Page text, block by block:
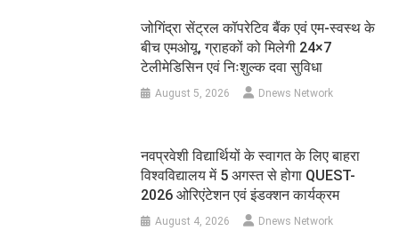
जोगिंद्रा सेंट्रल कॉपरेटिव बैंक एवं एम-स्वस्थ के
बीच एमओयू, ग्राहकों को मिलेगी 24×7
टेलीमेडिसिन एवं निःशुल्क दवा सुविधा
August 5, 2026 Dnews Network
नवप्रवेशी विद्यार्थियों के स्वागत के लिए बाहरा
विश्वविद्यालय में 5 अगस्त से होगा QUEST-
2026 ओरिएंटेशन एवं इंडक्शन कार्यक्रम
August 4, 2026 Dnews Network